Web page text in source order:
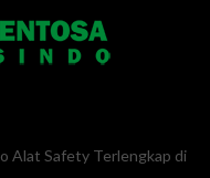
Alat Safety Terlengkap di